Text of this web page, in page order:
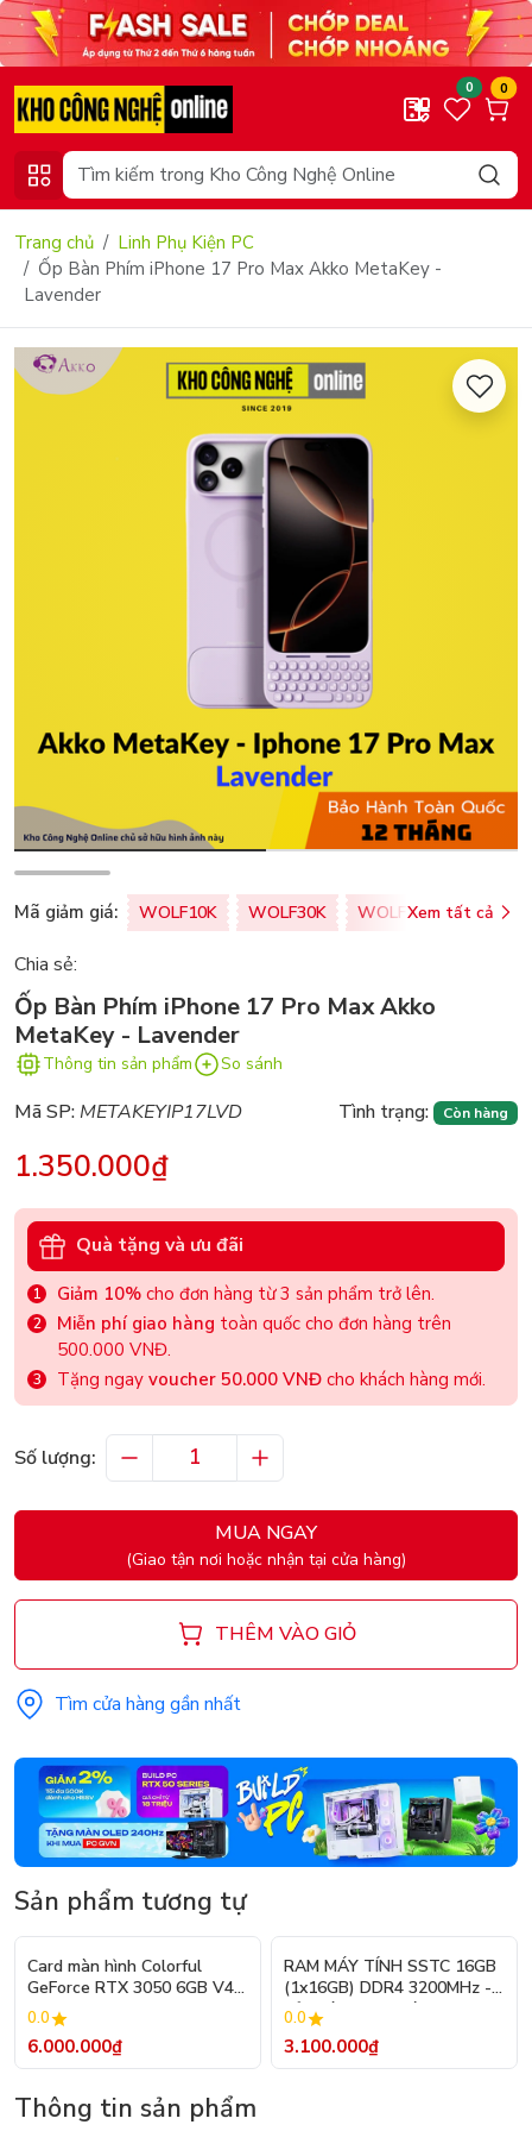
0 0
Trang chủ
Linh Phụ Kiện PC
Ốp Bàn Phím iPhone 17 Pro Max Akko MetaKey -
Lavender
Mã giảm giá: WOLF10K WOLF30K WOLF50KXem tất cả
Chia sẻ:
Ốp Bàn Phím iPhone 17 Pro Max Akko
MetaKey - Lavender
Thông tin sản phẩm So sánh
Mã SP: METAKEYIP17LVD Tình trạng: Còn hàng
1.350.000₫
Quà tặng và ưu đãi
Giảm 10% cho đơn hàng từ 3 sản phẩm trở lên.
Miễn phí giao hàng toàn quốc cho đơn hàng trên
500.000 VNĐ.
Tặng ngay voucher 50.000 VNĐ cho khách hàng mới.
Số lượng:
MUA NGAY
(Giao tận nơi hoặc nhận tại cửa hàng)
THÊM VÀO GIỎ
Tìm cửa hàng gần nhất
Sản phẩm tương tự
Card màn hình Colorful
GeForce RTX 3050 6GB V4-
V
0.0
6.000.000₫
RAM MÁY TÍNH SSTC 16GB
(1x16GB) DDR4 3200MHz -
Bảo Hành 36 Tháng
0.0
3.100.000₫
Thông tin sản phẩm